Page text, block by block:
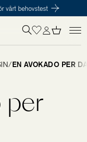
vårt behovstest
Till kassan
du vara medlem i
/EN AVOKADO PER
per